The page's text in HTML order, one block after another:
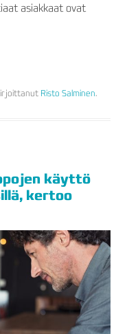
asiakkaat ovat
Risto Salminen.
käyttö
kertoo